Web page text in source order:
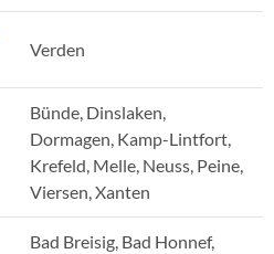
Verden
Bünde, Dinslaken,
Dormagen, Kamp-Lintfort,
Krefeld, Melle, Neuss, Peine,
Viersen, Xanten
Bad Breisig, Bad Honnef,